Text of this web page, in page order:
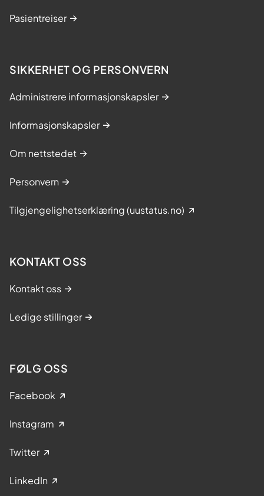
Pasientreiser
SIKKERHET OG PERSONVERN
Administrere informasjonskapsler
Informasjonskapsler
Om nettstedet
Personvern
Tilgjengelighetserklæring (uustatus.no)
KONTAKT OSS
Kontakt oss
Ledige stillinger
FØLG OSS
Facebook
Instagram
Twitter
LinkedIn